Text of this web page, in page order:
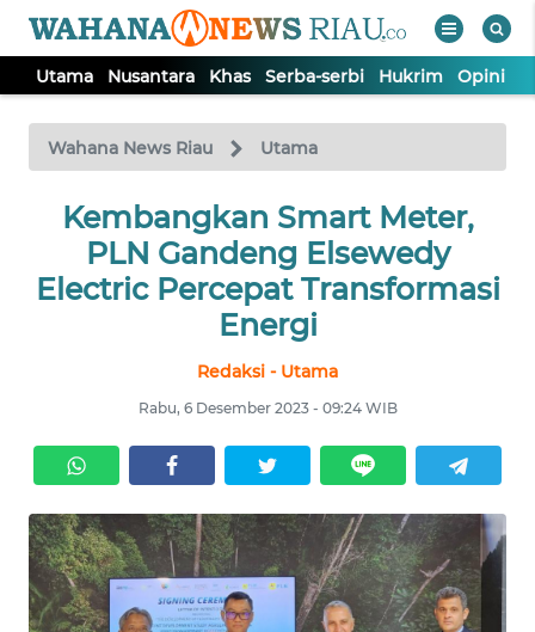
Utama Nusantara Khas Serba-serbi Hukrim Opini
Wahana News Riau Utama
Kembangkan Smart Meter,
PLN Gandeng Elsewedy
Electric Percepat Transformasi
Energi
Redaksi - Utama
Rabu, 6 Desember 2023 - 09:24 WIB
TV
Tutup
UTAMA
NUSANTARA
SERBI
HUKRIM
OPINI